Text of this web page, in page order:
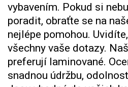
vybavením. Pokud si
poradit, obraťte se na
nejlépe pomohou.
všechny vaše dotazy.
preferují laminované.
snadnou údržbu,